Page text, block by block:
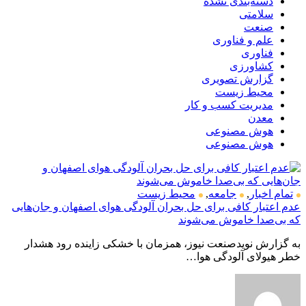
سلامتی
صنعت
علم و فناوری
فناوری
کشاورزی
گزارش تصویری
محیط زیست
مدیریت کسب و کار
معدن
هوش مصنوعی
هوش مصنوعی
تمام اخبار , جامعه,
محیط زیست
عدم اعتبار کافی برای حل بحران آلودگی هوای اصفهان و جان‌هایی
که بی‌صدا خاموش می‌شوند
به گزارش نویدصنعت نیوز، همزمان با خشکی زاینده رود هشدار
خطر هیولای آلودگی هوا…